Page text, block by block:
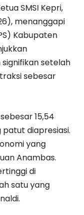
SMSI Kepri,
menanggapi
Kabupaten
setelah
sebesar
15,54
diapresiasi.
yang
Anambas.
di
satu yang